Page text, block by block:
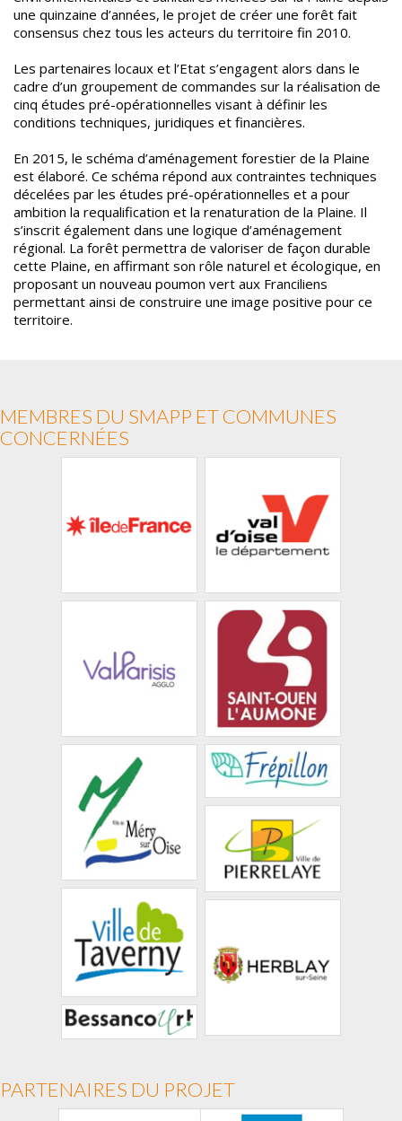
une quinzaine d’années, le projet de créer une forêt fait
consensus chez tous les acteurs du territoire fin 2010.
Les partenaires locaux et l’Etat s’engagent alors dans le
cadre d’un groupement de commandes sur la réalisation de
cinq études pré-opérationnelles visant à définir les
conditions techniques, juridiques et financières.
En 2015, le schéma d’aménagement forestier de la Plaine
est élaboré. Ce schéma répond aux contraintes techniques
décelées par les études pré-opérationnelles et a pour
ambition la requalification et la renaturation de la Plaine. Il
s’inscrit également dans une logique d’aménagement
régional. La forêt permettra de valoriser de façon durable
cette Plaine, en affirmant son rôle naturel et écologique, en
proposant un nouveau poumon vert aux Franciliens
permettant ainsi de construire une image positive pour ce
territoire.
MEMBRES DU SMAPP ET COMMUNES
CONCERNÉES
PARTENAIRES DU PROJET